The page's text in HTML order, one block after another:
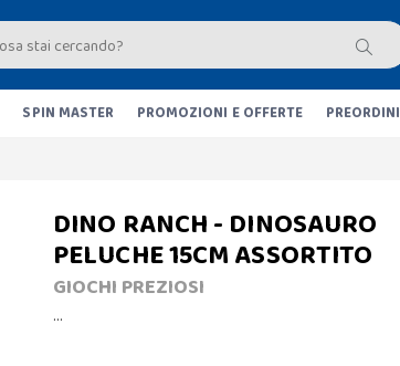
SPIN MASTER PROMOZIONI E OFFERTE PREORDINI
DINO RANCH - DINOSAURO
PELUCHE 15CM ASSORTITO
GIOCHI PREZIOSI
…